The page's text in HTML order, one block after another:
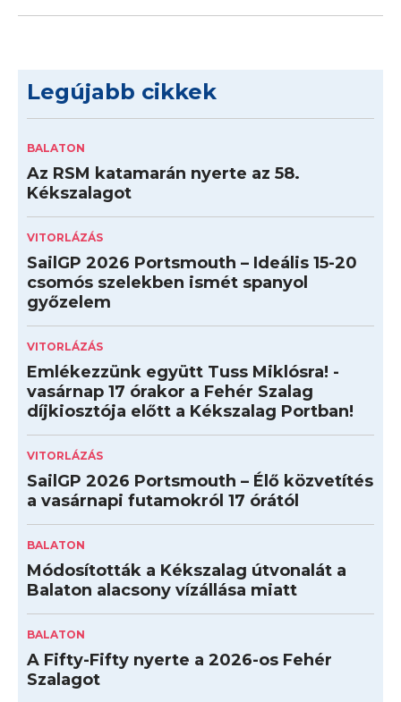
Legújabb cikkek
BALATON
Az RSM katamarán nyerte az 58.
Kékszalagot
VITORLÁZÁS
SailGP 2026 Portsmouth – Ideális 15-20
csomós szelekben ismét spanyol
győzelem
VITORLÁZÁS
Emlékezzünk együtt Tuss Miklósra! -
vasárnap 17 órakor a Fehér Szalag
díjkiosztója előtt a Kékszalag Portban!
VITORLÁZÁS
SailGP 2026 Portsmouth – Élő közvetítés
a vasárnapi futamokról 17 órától
BALATON
Módosították a Kékszalag útvonalát a
Balaton alacsony vízállása miatt
BALATON
A Fifty-Fifty nyerte a 2026-os Fehér
Szalagot